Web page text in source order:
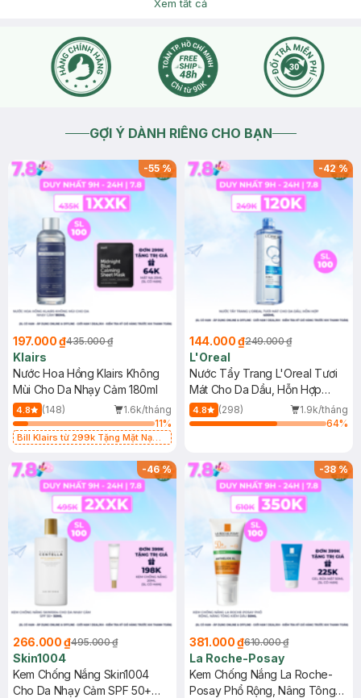
giao hàng làm gì không biết thôi thì để thích lúc nào giao lúc đấy
Hasaki
Hasaki xin chào bạn, Hasaki rất tiếc về trường hợp bạn đang
gặp phải, để tiện hỗ trợ hơn cho bạn, bạn vào mục chat để
bên mình kiểm tra nhé !
Xem tất cả
GỢI Ý DÀNH RIÊNG CHO BẠN
-55%
197.000 ₫435.000 ₫
Klairs
Nước Hoa Hồng Klairs Không
Mùi Cho Da Nhạy Cảm 180ml
4.8 (148)
1.6k/tháng
11%
Bill Klairs từ 299k Tặng Mặt Nạ
25ml (SL Có Hạn)
-42%
144.000 ₫249.000 ₫
L'Oreal
Nước Tẩy Trang L'Oreal Tươi
Mát Cho Da Dầu, Hỗn Hợp
400ml
4.8 (298)
1.9k/tháng
64%
-46%
266.000 ₫495.000 ₫
Skin1004
Kem Chống Nắng Skin1004
Cho Da Nhạy Cảm SPF 50+
-38%
381.000 ₫610.000 ₫
La Roche-Posay
Kem Chống Nắng La Roche-
Posay Phổ Rộng, Nâng Tông